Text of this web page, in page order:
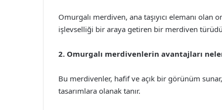
Omurgalı merdiven, ana taşıyıcı elemanı
işlevselliği bir araya getiren bir merdiven
2. Omurgalı merdivenlerin avantajları
Bu merdivenler, hafif ve açık bir görünüm
tasarımlara olanak tanır.